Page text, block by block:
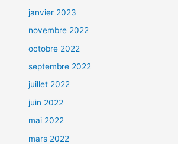
janvier 2023
novembre 2022
octobre 2022
septembre 2022
juillet 2022
juin 2022
mai 2022
mars 2022